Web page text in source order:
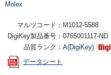
Molex
マルツコード： M1012-5588
DigiKey製品番号： 0765001117-ND
品質ランク： A(DigiKey)
データシート